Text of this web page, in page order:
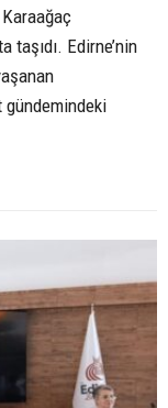
taşıdı. Edirne’nin